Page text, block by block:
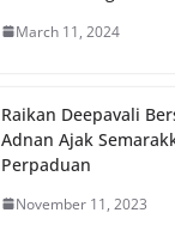
March 11, 2024
Raikan Deepavali
Adnan Ajak
Perpaduan
November 11, 2023